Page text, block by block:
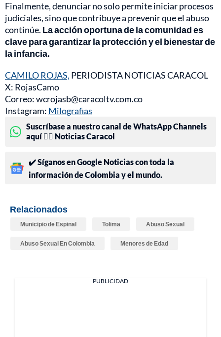
Finalmente, denunciar no solo permite iniciar procesos
judiciales, sino que contribuye a prevenir que el abuso
continúe. La acción oportuna de la comunidad es
clave para garantizar la protección y el bienestar de
la infancia.
CAMILO ROJAS, PERIODISTA NOTICIAS CARACOL
X: RojasCamo
Correo: wcrojasb@caracoltv.com.co
Instagram: Milografias
Suscríbase a nuestro canal de WhatsApp Channels
aquí 👉🏻 Noticias Caracol
✔️ Síganos en Google Noticias con toda la
información de Colombia y el mundo.
Relacionados
Municipio de Espinal Tolima Abuso Sexual
Abuso Sexual En Colombia Menores de Edad
PUBLICIDAD